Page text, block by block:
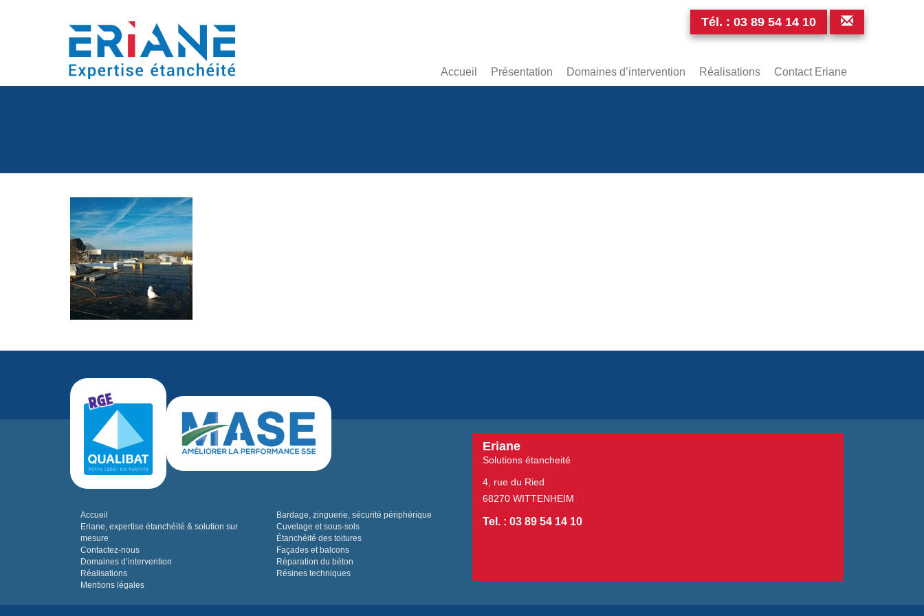
Tél. : 03 89 54 14 10
Accueil Présentation Domaines d’intervention Réalisations Contact Eriane
Accueil
Eriane, expertise étanchéité & solution sur
mesure
Contactez-nous
Domaines d’intervention
Réalisations
Mentions légales
Bardage, zinguerie, sécurité périphérique
Cuvelage et sous-sols
Étanchéité des toitures
Façades et balcons
Réparation du béton
Résines techniques
Eriane
Solutions étancheité
4, rue du Ried
68270 WITTENHEIM
Tel. : 03 89 54 14 10